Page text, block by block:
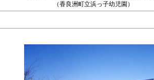
（香良洲町立浜っ子幼児園）